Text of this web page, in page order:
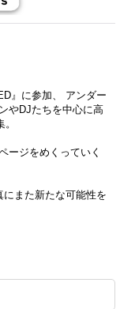
』に参加、 アンダー
やDJたちを中心に高
ージをめくっていく
また新たな可能性を